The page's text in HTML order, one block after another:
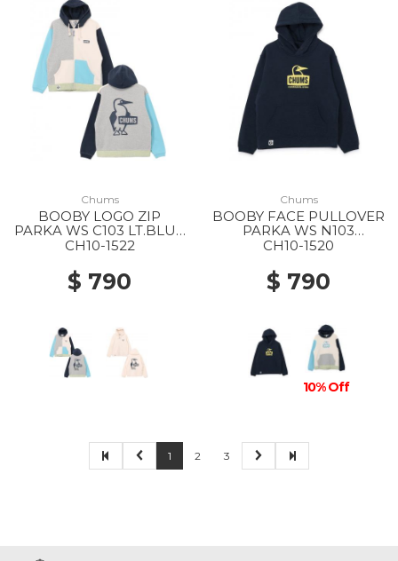
Chums
BOOBY LOGO ZIP
PARKA WS C103 LT.BLUE
CRAZY
CH10-1522
$ 790
Chums
BOOBY FACE PULLOVER
PARKA WS N103
NAVY/YELLOW
CH10-1520
$ 790
10% Off
1 2 3